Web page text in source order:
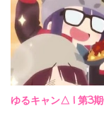
ゆるキャン△ | 第3